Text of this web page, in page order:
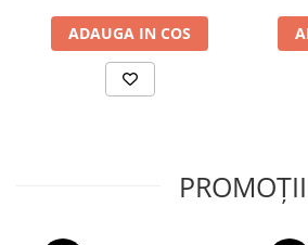
ADAUGA IN COS
PROMOȚII